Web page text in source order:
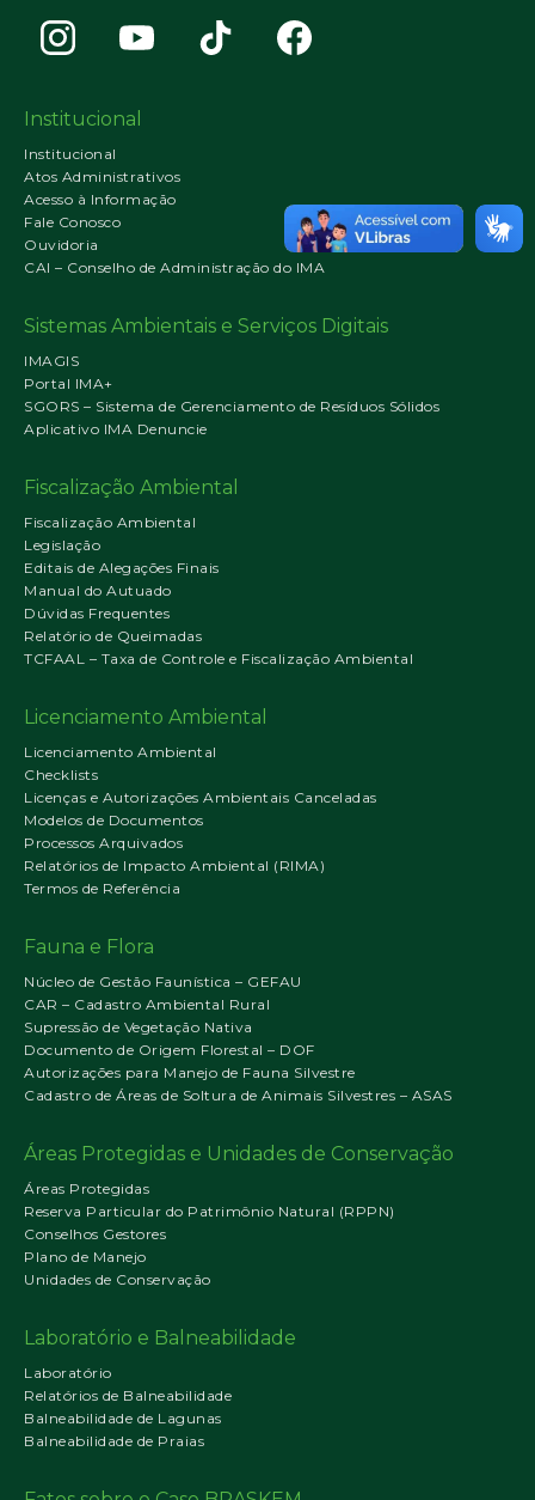
Institucional
Institucional
Atos Administrativos
Acesso à Informação
Fale Conosco
Ouvidoria
CAI – Conselho de Administração do IMA
Sistemas Ambientais e Serviços Digitais
IMAGIS
Portal IMA+
SGORS – Sistema de Gerenciamento de Resíduos Sólidos
Aplicativo IMA Denuncie
Fiscalização Ambiental
Fiscalização Ambiental
Legislação
Editais de Alegações Finais
Manual do Autuado
Dúvidas Frequentes
Relatório de Queimadas
TCFAAL – Taxa de Controle e Fiscalização Ambiental
Licenciamento Ambiental
Licenciamento Ambiental
Checklists
Licenças e Autorizações Ambientais Canceladas
Modelos de Documentos
Processos Arquivados
Relatórios de Impacto Ambiental (RIMA)
Termos de Referência
Fauna e Flora
Núcleo de Gestão Faunística – GEFAU
CAR – Cadastro Ambiental Rural
Supressão de Vegetação Nativa
Documento de Origem Florestal – DOF
Autorizações para Manejo de Fauna Silvestre
Cadastro de Áreas de Soltura de Animais Silvestres – ASAS
Áreas Protegidas e Unidades de Conservação
Áreas Protegidas
Reserva Particular do Patrimônio Natural (RPPN)
Conselhos Gestores
Plano de Manejo
Unidades de Conservação
Laboratório e Balneabilidade
Laboratório
Relatórios de Balneabilidade
Balneabilidade de Lagunas
Balneabilidade de Praias